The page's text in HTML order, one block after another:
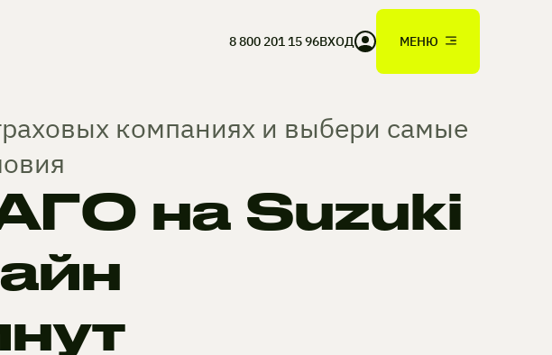
8 800 201 15 96ВХОД МЕНЮ
компаниях и выбери самые
на Suzuki